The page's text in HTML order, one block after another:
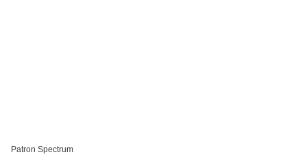
Patron Spectrum